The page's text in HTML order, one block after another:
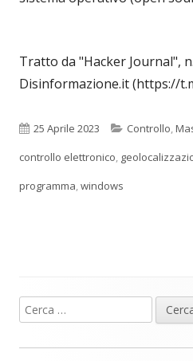
Tratto da "Hacker Journal",
Disinformazione.it (https://
Pubblicato
25 Aprile 2023 Categorie
Controllo
controllo elettronico
programma windows
Barra
laterale
Ricerca
per: